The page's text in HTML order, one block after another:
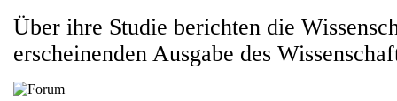
Über ihre Studie berichten die
erscheinenden Ausgabe des